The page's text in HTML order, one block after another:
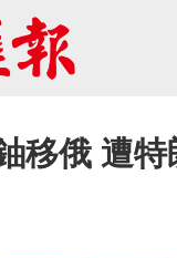
移俄 遭特